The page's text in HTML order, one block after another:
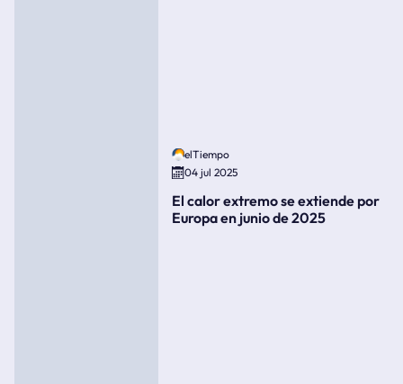
elTiempo
04 jul 2025
El calor extremo se extiende por
Europa en junio de 2025